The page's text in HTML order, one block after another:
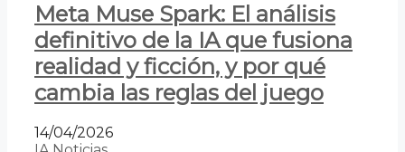
Meta Muse Spark: El análisis
definitivo de la IA que fusiona
realidad y ficción, y por qué
cambia las reglas del juego
14/04/2026